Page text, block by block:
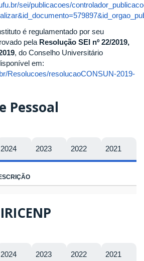
sei/publicacoes/
é regulamentado por seu
pela Resolução SEI nº 22/2019,
, do Conselho Universitário
em:
Resolucoes/resolucaoCONSUN-2019-
Pessoal
2024 2023 2022 2021
2024 2023 2022 2021